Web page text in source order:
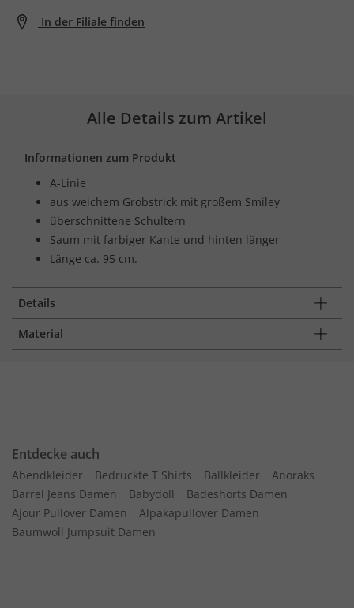
In der Filiale finden
Alle Details zum Artikel
Informationen zum Produkt
A-Linie
aus weichem Grobstrick mit großem Smiley
überschnittene Schultern
Saum mit farbiger Kante und hinten länger
Länge ca. 95 cm.
Details
Material
Entdecke auch
Abendkleider Bedruckte T Shirts Ballkleider
Anoraks
Barrel Jeans Damen
Babydoll
Badeshorts Damen
Ajour Pullover Damen
Alpakapullover Damen
Baumwoll Jumpsuit Damen